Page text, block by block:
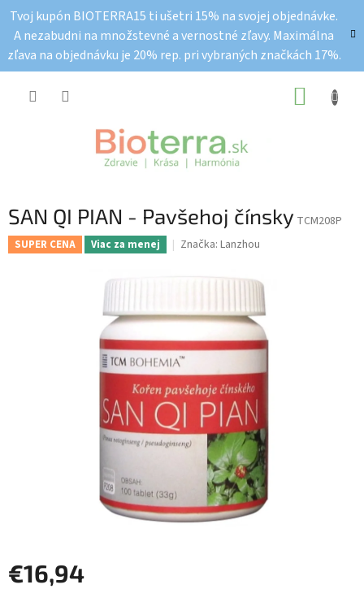
obsah
Tvoj kupón BIOTERRA15 ti ušetri 15% na svojej objednávke.
A nezabudni na množstevné a vernostné zľavy. Maximálna
zľava na objednávku je 20% rep. pri vybraných značkách 17%.
SAN QI PIAN - Pavšehoj čínsky TCM208P
SUPER CENA Viac za menej Značka: Lanzhou
€16,94